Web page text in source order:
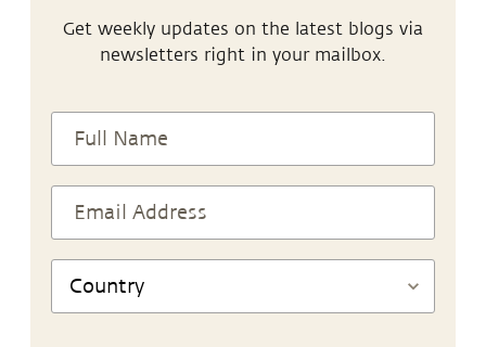
Get weekly updates on the latest blogs via
newsletters right in your mailbox.